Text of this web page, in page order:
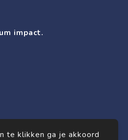
impact.
te klikken ga je akkoord